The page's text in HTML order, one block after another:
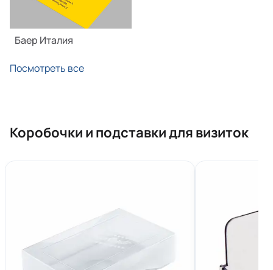
Баер Италия
Посмотреть все
Коробочки и подставки для визиток